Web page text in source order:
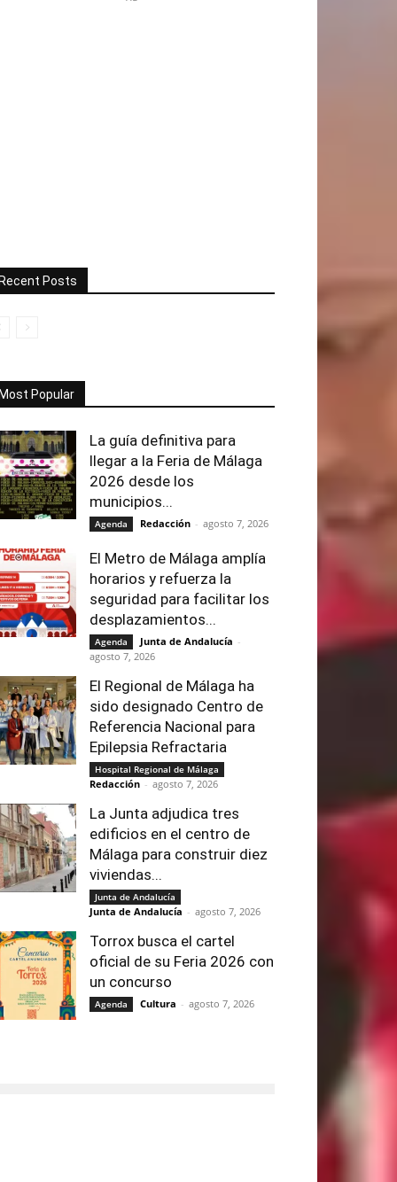
Posts
Popular
La guía definitiva para
llegar a la Feria de Málaga
2026 desde los
municipios...
Agenda Redacción - agosto 7, 2026
El Metro de Málaga amplía
horarios y refuerza la
seguridad para facilitar los
desplazamientos...
Agenda Junta de Andalucía -
agosto 7, 2026
El Regional de Málaga ha
sido designado Centro de
Referencia Nacional para
Epilepsia Refractaria
Hospital Regional de Málaga
Redacción - agosto 7, 2026
La Junta adjudica tres
edificios en el centro de
Málaga para construir diez
viviendas...
Junta de Andalucía
Junta de Andalucía - agosto 7, 2026
Torrox busca el cartel
oficial de su Feria 2026 con
un concurso
Agenda Cultura - agosto 7, 2026